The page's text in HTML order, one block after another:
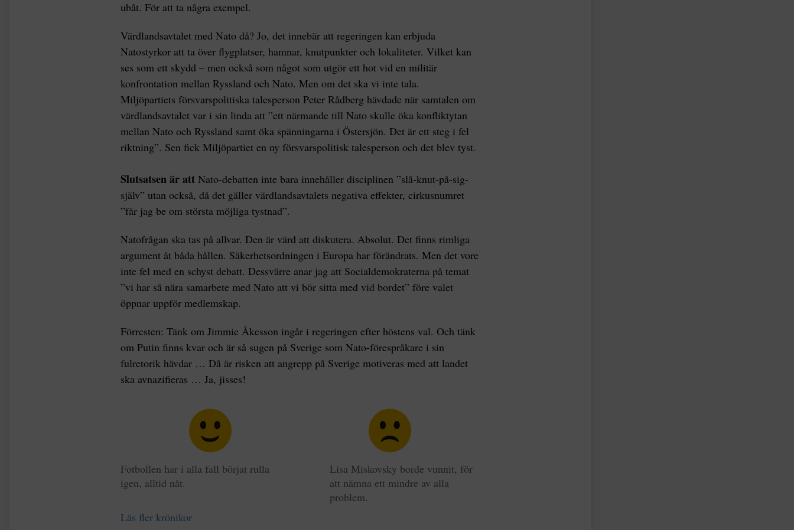
ubåt. För att ta några exempel.
Värdlandsavtalet med Nato då? Jo, det innebär att regeringen kan erbjuda
Natostyrkor att ta över flygplatser, hamnar, knutpunkter och lokaliteter. Vilket kan
ses som ett skydd – men också som något som utgör ett hot vid en militär
konfrontation mellan Ryssland och Nato. Men om det ska vi inte tala.
Miljöpartiets försvarspolitiska talesperson Peter Rådberg hävdade när samtalen om
värdlandsavtalet var i sin linda att ”ett närmande till Nato skulle öka konfliktytan
mellan Nato och Ryssland samt öka spänningarna i Östersjön. Det är ett steg i fel
riktning”. Sen fick Miljöpartiet en ny försvarspolitisk talesperson och det blev tyst.
Slutsatsen är att Nato-debatten inte bara innehåller disciplinen ”slå-knut-på-sig-
själv” utan också, då det gäller värdlandsavtalets negativa effekter, cirkusnumret
”får jag be om största möjliga tystnad”.
Natofrågan ska tas på allvar. Den är värd att diskutera. Absolut. Det finns rimliga
argument åt båda hållen. Säkerhetsordningen i Europa har förändrats. Men det vore
inte fel med en schyst debatt. Dessvärre anar jag att Socialdemokraterna på temat
”vi har så nära samarbete med Nato att vi bör sitta med vid bordet” före valet
öppnar uppför medlemskap.
Förresten: Tänk om Jimmie Åkesson ingår i regeringen efter höstens val. Och tänk
om Putin finns kvar och är så sugen på Sverige som Nato-förespråkare i sin
fulretorik hävdar … Då är risken att angrepp på Sverige motiveras med att landet
ska avnazifieras … Ja, jisses!
Fotbollen har i alla fall börjat rulla
igen, alltid nåt.
Lisa Miskovsky borde vunnit, för
att nämna ett mindre av alla
problem.
Läs fler krönikor